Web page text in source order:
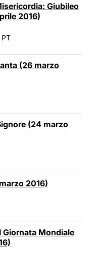
Giubileo
2016)
PT
(26 marzo
(24 marzo
2016)
Giornata Mondiale